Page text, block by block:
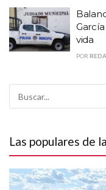
vida
POR
Las populares de